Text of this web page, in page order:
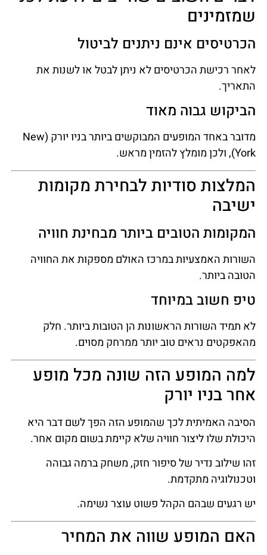
שמזמינים
הכרטיסים אינם ניתנים לביטול
לאחר רכישת הכרטיסים לא ניתן לבטל או לשנות את
התאריך.
הביקוש גבוה מאוד
מדובר באחד המופעים המבוקשים ביותר בניו יורק (New
York), ולכן מומלץ להזמין מראש.
המלצות סודיות לבחירת מקומות
ישיבה
המקומות הטובים ביותר מבחינת חוויה
השורות האמצעיות במרכז האולם מספקות את החוויה
הטובה ביותר.
טיפ חשוב במיוחד
לא תמיד השורות הראשונות הן הטובות ביותר. חלק
מהאפקטים נראים טוב יותר ממרחק מסוים.
למה המופע הזה שונה מכל מופע
אחר בניו יורק
הסיבה האמיתית לכך שהמופע הזה הפך לשם דבר היא
היכולת שלו ליצור חוויה שלא קיימת בשום מקום אחר.
זהו שילוב נדיר של סיפור חזק, משחק ברמה גבוהה
וטכנולוגיה מתקדמת.
יש רגעים שבהם הקהל פשוט עוצר נשימה.
האם המופע שווה את המחיר